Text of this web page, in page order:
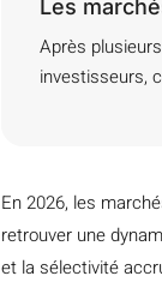
Les
Après
investisseurs,
En 2026, les
retrouver une
et la sélectivité